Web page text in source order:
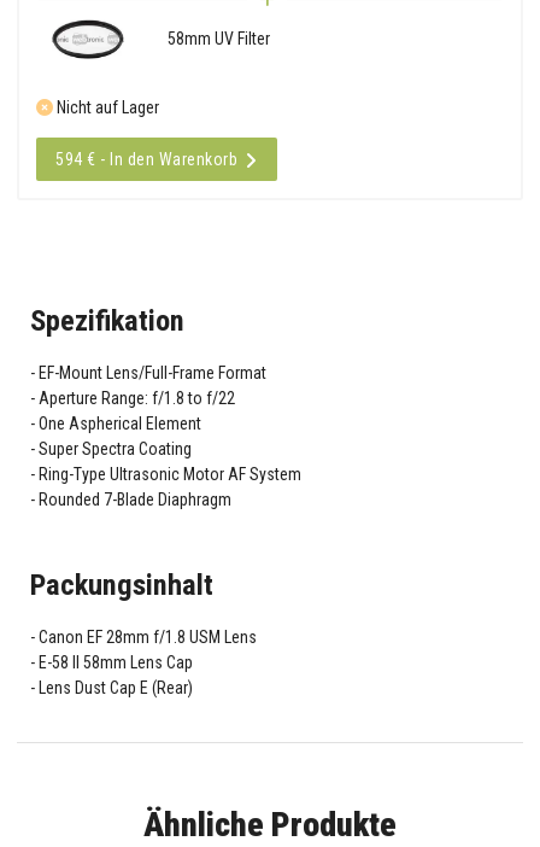
58mm UV Filter
Nicht auf Lager
594 € - In den Warenkorb
Spezifikation
EF-Mount Lens/Full-Frame Format
Aperture Range: f/1.8 to f/22
One Aspherical Element
Super Spectra Coating
Ring-Type Ultrasonic Motor AF System
Rounded 7-Blade Diaphragm
Packungsinhalt
Canon EF 28mm f/1.8 USM Lens
E-58 II 58mm Lens Cap
Lens Dust Cap E (Rear)
Ähnliche Produkte